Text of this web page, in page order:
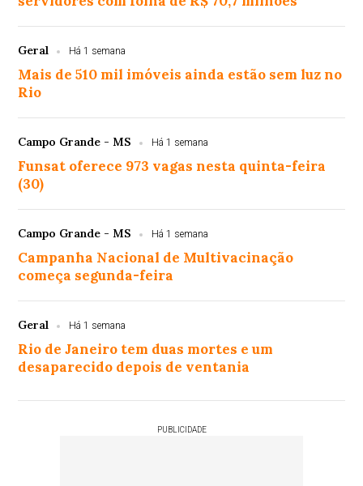
Geral Há 1 semana
Mais de 510 mil imóveis ainda estão sem luz no
Rio
Campo Grande - MS Há 1 semana
Funsat oferece 973 vagas nesta quinta-feira
(30)
Campo Grande - MS Há 1 semana
Campanha Nacional de Multivacinação
começa segunda-feira
Geral Há 1 semana
Rio de Janeiro tem duas mortes e um
desaparecido depois de ventania
PUBLICIDADE